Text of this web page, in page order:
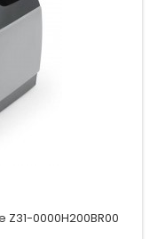
0000H200BR00